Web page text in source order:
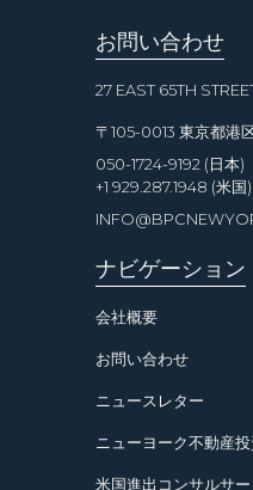
お問い合わせ
27 EAST 65TH
〒105-0013 東京都港
050-1724-9192 (日本)
+1 929.287.1948 (米国)
ナビゲーション
会社概要
お問い合わせ
ニュースレター
ニューヨーク不動産
米国進出コンサルサ